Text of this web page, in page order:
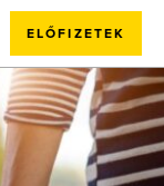
ELŐFIZETEK